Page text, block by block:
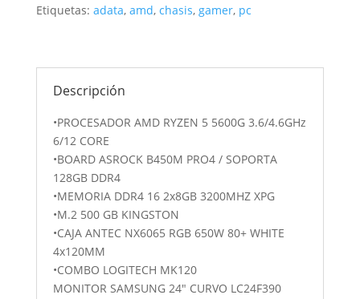
SAMSUNG
LC24F390
(1920X1080)
Etiquetas: adata, amd, chasis, gamer, pc
Descripción
•PROCESADOR AMD RYZEN 5 5600G 3.6/4.6GHz
6/12 CORE
•BOARD ASROCK B450M PRO4 / SOPORTA
128GB DDR4
•MEMORIA DDR4 16 2x8GB 3200MHZ XPG
•M.2 500 GB KINGSTON
•CAJA ANTEC NX6065 RGB 650W 80+ WHITE
4x120MM
•COMBO LOGITECH MK120
MONITOR SAMSUNG 24″ CURVO LC24F390